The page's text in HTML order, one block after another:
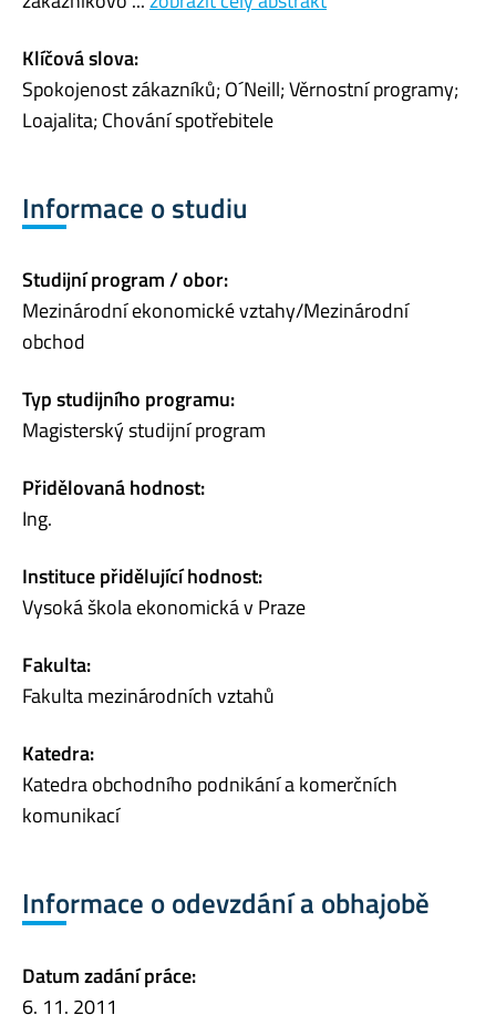
Klíčová slova:
Spokojenost zákazníků; O´Neill; Věrnostní programy;
Loajalita; Chování spotřebitele
Informace o studiu
Studijní program / obor:
Mezinárodní ekonomické vztahy/Mezinárodní
obchod
Typ studijního programu:
Magisterský studijní program
Přidělovaná hodnost:
Ing.
Instituce přidělující hodnost:
Vysoká škola ekonomická v Praze
Fakulta:
Fakulta mezinárodních vztahů
Katedra:
Katedra obchodního podnikání a komerčních
komunikací
Informace o odevzdání a obhajobě
Datum zadání práce:
6. 11. 2011